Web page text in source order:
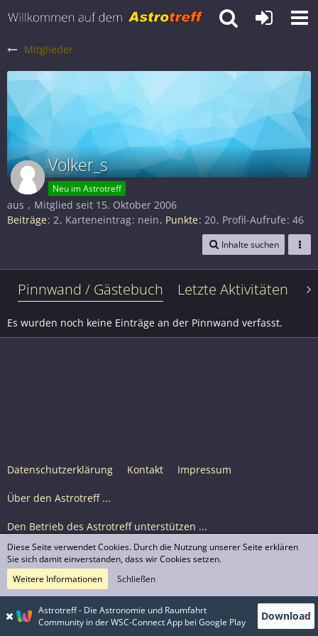
Mitglieder
Volker_s
Neu im Astrotreff
aus
Mitglied seit 15. Oktober 2006
Beiträge 2 Karteneintrag nein Punkte 20 Profil-Aufrufe 46
Inhalte suchen
Pinnwand / Gästebuch Letzte Aktivitäten
Es wurden noch keine Einträge an der Pinnwand verfasst.
Datenschutzerklärung Kontakt Impressum
Über den Astrotreff ...
Den Betrieb des Astrotreff unterstützen ...
Nutzungsbedingungen
© Astrotreff 2001-2026, lizenziert unter CC BY-SA,
sofern für einzelne Inhalte nicht anders angegeben
Astrotreff - Die Astronomie und Raumfahrt
Community in der WSC-Connect App bei Google Play
Download
Diese Seite verwendet Cookies. Durch die Nutzung unserer Seite erklären
Sie sich damit einverstanden, dass wir Cookies setzen.
Weitere Informationen
Schließen